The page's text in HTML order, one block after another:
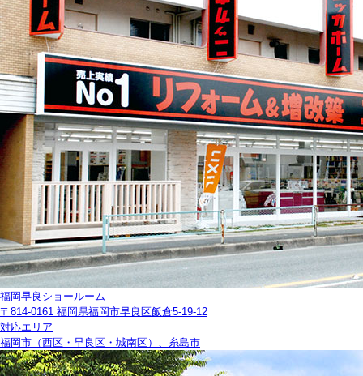
福岡早良ショールーム
〒814-0161 福岡県福岡市早良区飯倉5-19-12
対応エリア
福岡市（西区・早良区・城南区）、糸島市